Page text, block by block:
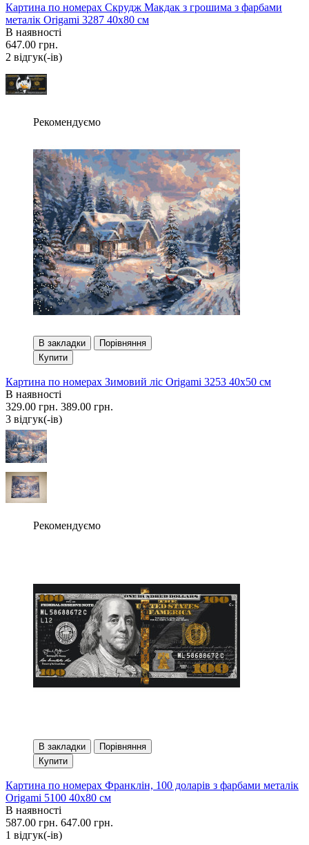
Картина по номерах Скрудж Макдак з грошима з фарбами
металік Origami 3287 40x80 см
В наявності
647.00 грн.
2 вiдгук(-iв)
Рекомендуємо
В закладки
Порівняння
Купити
Картина по номерах Зимовий ліс Origami 3253 40x50 см
В наявності
329.00 грн. 389.00 грн.
3 вiдгук(-iв)
Рекомендуємо
В закладки
Порівняння
Купити
Картина по номерах Франклін, 100 доларів з фарбами металік
Origami 5100 40x80 см
В наявності
587.00 грн. 647.00 грн.
1 вiдгук(-iв)